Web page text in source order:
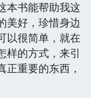
本书能帮助我这
美好，珍惜身边
以很简单，就在
样的方式，来引
重要的东西，